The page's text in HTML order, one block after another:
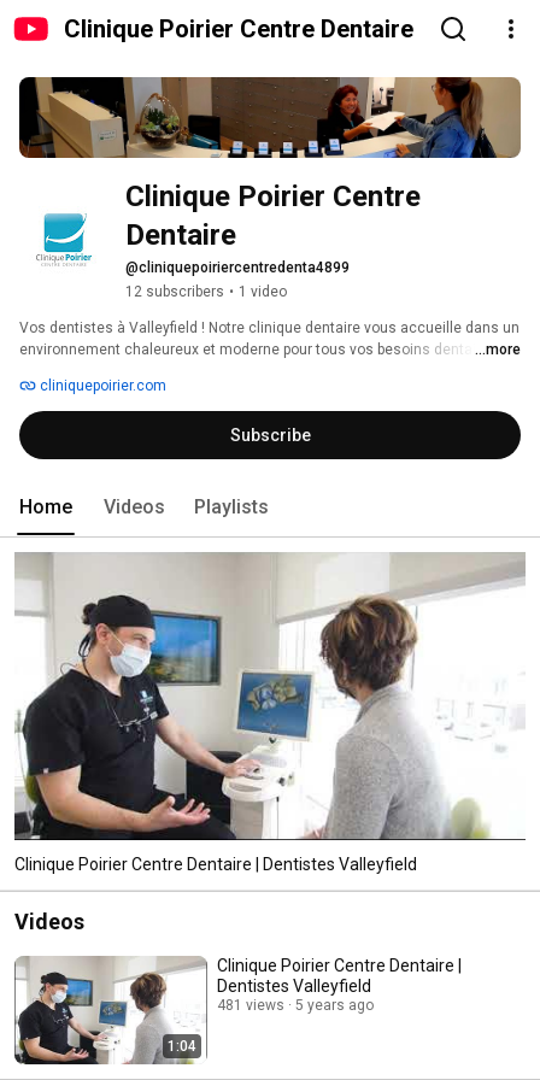
Clinique Poirier Centre Dentaire
Clinique Poirier Centre
Dentaire
@cliniquepoiriercentredenta4899
12 subscribers • 1 video
Vos dentistes à Valleyfield ! Notre clinique dentaire vous accueille dans un
environnement chaleureux et moderne pour tous vos besoins dentaires
un plaisir de vous offrir les soins qui correspondent à votre santé dentaire.
Bienvenue à tous et à toutes !
...more
cliniquepoirier.com
Subscribe
Home Videos Playlists
Clinique Poirier Centre Dentaire | Dentistes Valleyfield
Videos
1:04
Clinique Poirier Centre Dentaire |
Dentistes Valleyfield
481 views 5 years ago